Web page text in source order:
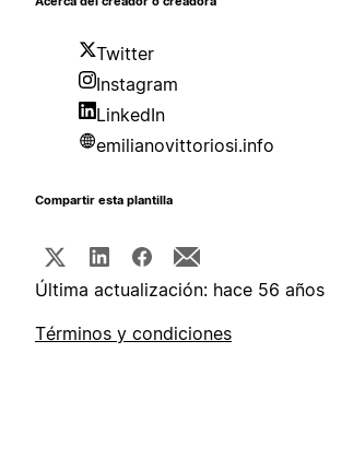
Twitter
Instagram
LinkedIn
emilianovittoriosi.info
Compartir esta plantilla
Última actualización: hace 56 años
Términos y condiciones